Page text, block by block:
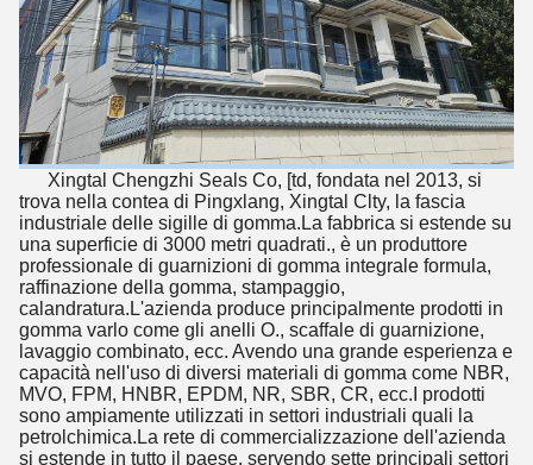
Xingtal Chengzhi Seals Co, [td, fondata nel 2013, si
trova nella contea di Pingxlang, Xingtal Clty, la fascia
industriale delle sigille di gomma.La fabbrica si estende su
una superficie di 3000 metri quadrati., è un produttore
professionale di guarnizioni di gomma integrale formula,
raffinazione della gomma, stampaggio,
calandratura.L'azienda produce principalmente prodotti in
gomma varlo come gli anelli O., scaffale di guarnizione,
lavaggio combinato, ecc. Avendo una grande esperienza e
capacità nell'uso di diversi materiali di gomma come NBR,
MVO, FPM, HNBR, EPDM, NR, SBR, CR, ecc.I prodotti
sono ampiamente utilizzati in settori industriali quali la
petrolchimica.La rete di commercializzazione dell'azienda
si estende in tutto il paese, servendo sette principali settori